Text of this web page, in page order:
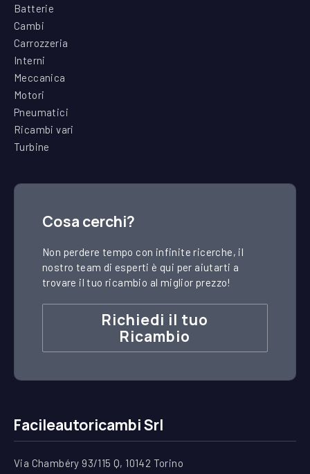
Batterie
Cambi
Carrozzeria
Interni
Meccanica
Motori
Pneumatici
Ricambi vari
Turbine
Cosa cerchi?
Non perdere tempo con infinite ricerche, il
nostro team di esperti è qui per aiutarti a
trovare il tuo ricambio al miglior prezzo!
Richiedi il tuo
Ricambio
Facileautoricambi Srl
Via Chambéry 93/115 Q, 10142 Torino